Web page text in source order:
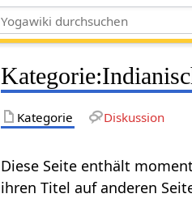
Kategorie:
Kategorie Diskussion
Diese Seite enthält
ihren Titel auf anderen